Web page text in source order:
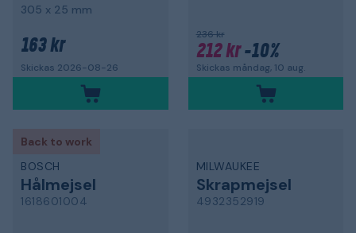
305 x 25 mm
163 kr
Skickas 2026-08-26
236 kr
212 kr-10%
Skickas måndag, 10 aug.
Back to work
BOSCH
Hålmejsel
1618601004
MILWAUKEE
Skrapmejsel
4932352919